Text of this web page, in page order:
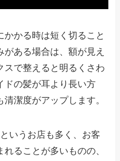
かる時は短く切ること
ある場合は、額が見え
スで整えると明るくさわ
ドの髪が耳より長い方
潔度がアップします。
いうお店も多く、お客
ることが多いものの、